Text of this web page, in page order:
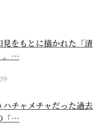
見をもとに描かれた「清
。…
ハチャメチャだった過去
「…